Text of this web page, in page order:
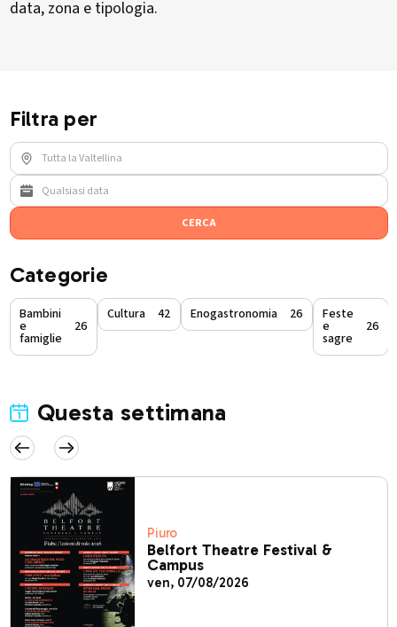
data, zona e tipologia.
Filtra per
CERCA
Categorie
Bambini
e
famiglie
26
Cultura 42 Enogastronomia 26 Feste
e
sagre
26
Questa settimana
Piuro
Belfort Theatre Festival &
Campus
ven, 07/08/2026